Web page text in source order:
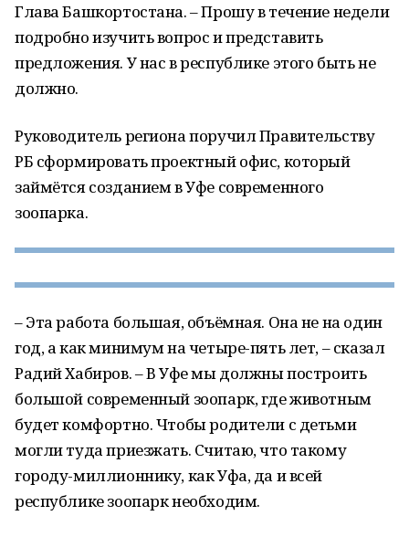
Глава Башкортостана. – Прошу в течение недели
подробно изучить вопрос и представить
предложения. У нас в республике этого быть не
должно.
Руководитель региона поручил Правительству
РБ сформировать проектный офис, который
займётся созданием в Уфе современного
зоопарка.
– Эта работа большая, объёмная. Она не на один
год, а как минимум на четыре-пять лет, – сказал
Радий Хабиров. – В Уфе мы должны построить
большой современный зоопарк, где животным
будет комфортно. Чтобы родители с детьми
могли туда приезжать. Считаю, что такому
городу-миллионнику, как Уфа, да и всей
республике зоопарк необходим.